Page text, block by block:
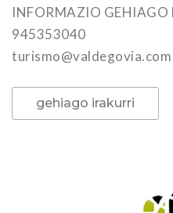
INFORMAZIO GEHIAGO
945353040
turismo@valdegovia.com
gehiago irakurri